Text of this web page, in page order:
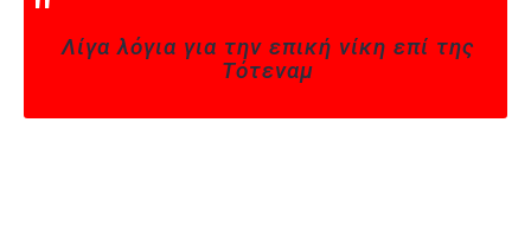
Λίγα λόγια για την επική νίκη επί της
Τότεναμ